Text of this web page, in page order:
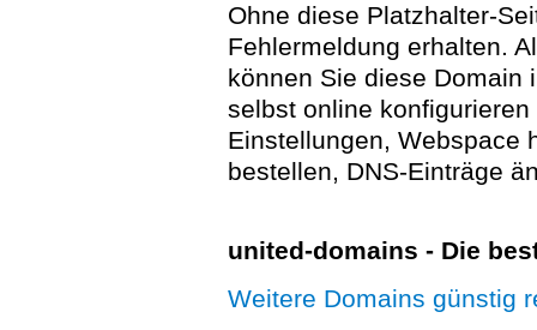
Ohne diese Platzhalter-
Fehlermeldung erhalten.
können Sie diese Domain
selbst online
Einstellungen, Webspace
bestellen, DNS-Einträge
united-domains - Die
Weitere Domains günstig